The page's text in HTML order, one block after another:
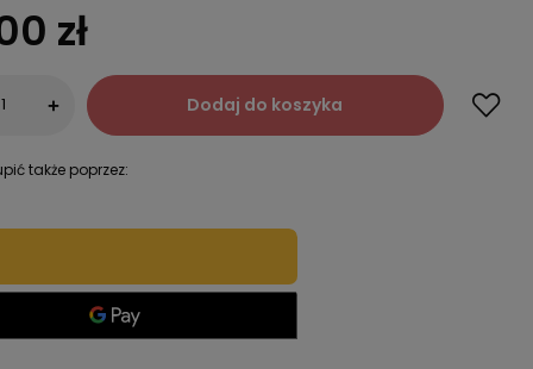
zł
+ Dodaj do koszyka
także poprzez: